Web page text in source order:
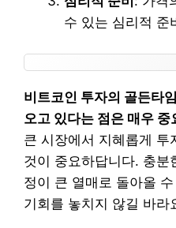
수 있는 심리적 준
비트코인 투자의 골든타
오고 있다는 점은 매우 중
큰 시장에서 지혜롭게 투
것이 중요하답니다. 충분
정이 큰 열매로 돌아올
기회를 놓치지 않길 바라